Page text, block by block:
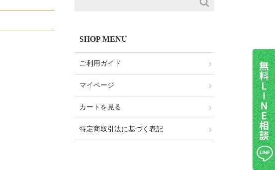
SHOP MENU
ご利用ガイド
マイページ
カートを見る
特定商取引法に基づく表記